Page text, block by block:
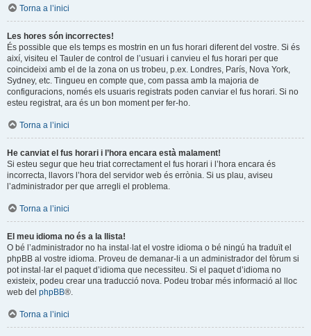
Torna a l’inici
Les hores són incorrectes!
És possible que els temps es mostrin en un fus horari diferent del vostre. Si és
així, visiteu el Tauler de control de l’usuari i canvieu el fus horari per que
coincideixi amb el de la zona on us trobeu, p.ex. Londres, París, Nova York,
Sydney, etc. Tingueu en compte que, com passa amb la majoria de
configuracions, només els usuaris registrats poden canviar el fus horari. Si no
esteu registrat, ara és un bon moment per fer-ho.
Torna a l’inici
He canviat el fus horari i l’hora encara està malament!
Si esteu segur que heu triat correctament el fus horari i l’hora encara és
incorrecta, llavors l’hora del servidor web és errònia. Si us plau, aviseu
l’administrador per que arregli el problema.
Torna a l’inici
El meu idioma no és a la llista!
O bé l’administrador no ha instal·lat el vostre idioma o bé ningú ha traduït el
phpBB al vostre idioma. Proveu de demanar-li a un administrador del fòrum si
pot instal·lar el paquet d’idioma que necessiteu. Si el paquet d’idioma no
existeix, podeu crear una traducció nova. Podeu trobar més informació al lloc
web del phpBB®.
Torna a l’inici